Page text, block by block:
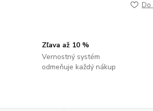
Do
Zľava až 10 %
Vernostný systém
odmeňuje každý nákup